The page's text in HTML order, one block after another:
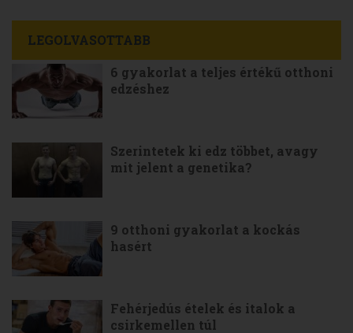
LEGOLVASOTTABB
6 gyakorlat a teljes értékű otthoni
edzéshez
Szerintetek ki edz többet, avagy
mit jelent a genetika?
9 otthoni gyakorlat a kockás
hasért
Fehérjedús ételek és italok a
csirkemellen túl